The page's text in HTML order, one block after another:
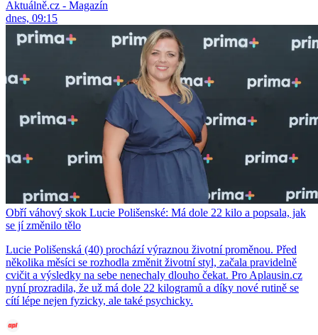
Aktuálně.cz - Magazín
dnes, 09:15
Obří váhový skok Lucie Polišenské: Má dole 22 kilo a popsala, jak
se jí změnilo tělo
Lucie Polišenská (40) prochází výraznou životní proměnou. Před
několika měsíci se rozhodla změnit životní styl, začala pravidelně
cvičit a výsledky na sebe nenechaly dlouho čekat. Pro Aplausin.cz
nyní prozradila, že už má dole 22 kilogramů a díky nové rutině se
cítí lépe nejen fyzicky, ale také psychicky.